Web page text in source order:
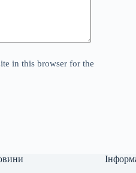
in this browser for the